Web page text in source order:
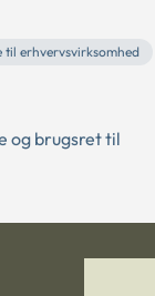
til erhvervsvirksomhed
og brugsret til